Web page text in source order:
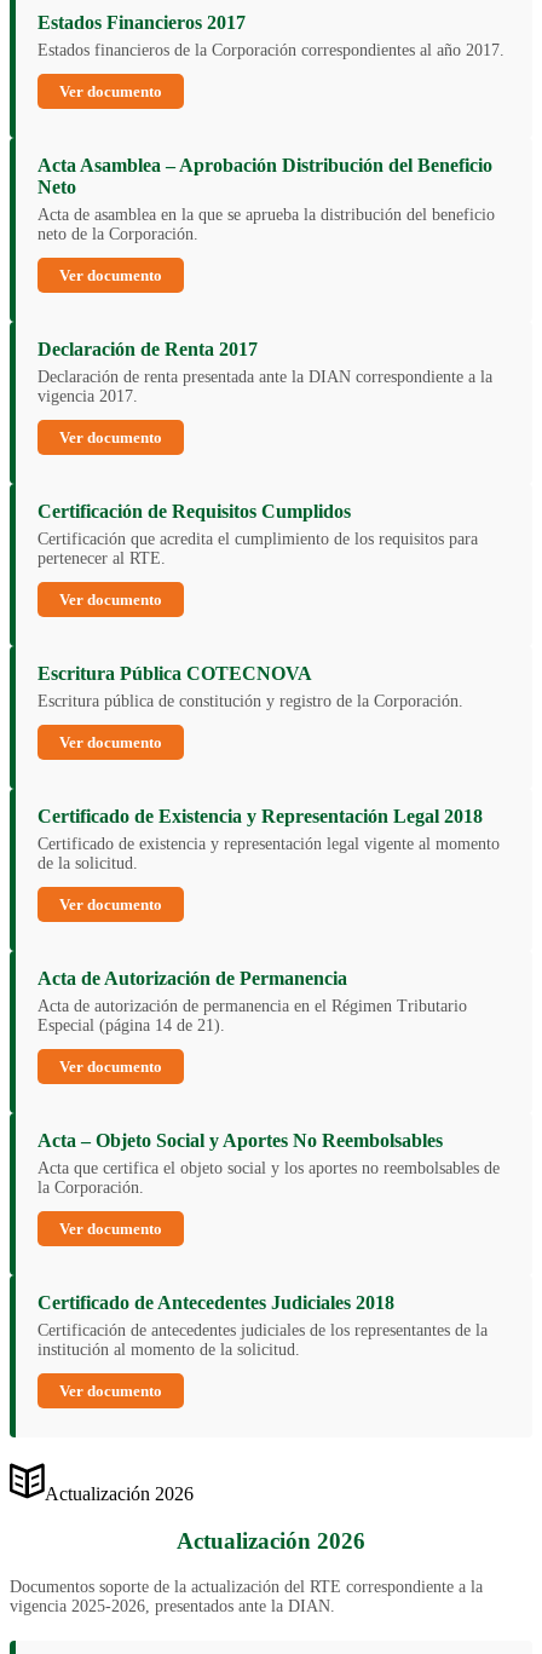
Estados Financieros 2017
Estados financieros de la Corporación correspondientes al año 2017.
Ver documento
Acta Asamblea – Aprobación Distribución del Beneficio
Neto
Acta de asamblea en la que se aprueba la distribución del beneficio
neto de la Corporación.
Ver documento
Declaración de Renta 2017
Declaración de renta presentada ante la DIAN correspondiente a la
vigencia 2017.
Ver documento
Certificación de Requisitos Cumplidos
Certificación que acredita el cumplimiento de los requisitos para
pertenecer al RTE.
Ver documento
Escritura Pública COTECNOVA
Escritura pública de constitución y registro de la Corporación.
Ver documento
Certificado de Existencia y Representación Legal 2018
Certificado de existencia y representación legal vigente al momento
de la solicitud.
Ver documento
Acta de Autorización de Permanencia
Acta de autorización de permanencia en el Régimen Tributario
Especial (página 14 de 21).
Ver documento
Acta – Objeto Social y Aportes No Reembolsables
Acta que certifica el objeto social y los aportes no reembolsables de
la Corporación.
Ver documento
Certificado de Antecedentes Judiciales 2018
Certificación de antecedentes judiciales de los representantes de la
institución al momento de la solicitud.
Ver documento
Actualización 2026
Actualización 2026
Documentos soporte de la actualización del RTE correspondiente a la
vigencia 2025-2026, presentados ante la DIAN.